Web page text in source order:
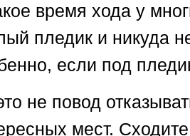
время хода у
пледик и никуда
если под
не повод
мест.